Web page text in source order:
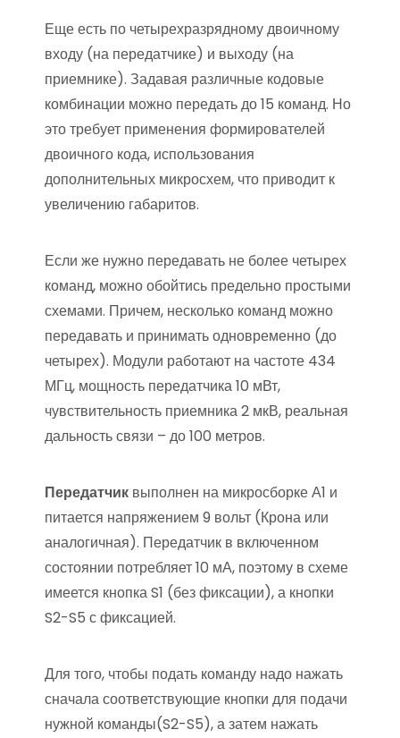
Еще есть по четырехразрядному двоичному
входу (на передатчике) и выходу (на
приемнике). Задавая различные кодовые
комбинации можно передать до 15 команд. Но
это требует применения формирователей
двоичного кода, использования
дополнительных микросхем, что приводит к
увеличению габаритов.
Если же нужно передавать не более четырех
команд, можно обойтись предельно простыми
схемами. Причем, несколько команд можно
передавать и принимать одновременно (до
четырех). Модули работают на частоте 434
МГц, мощность передатчика 10 мВт,
чувствительность приемника 2 мкВ, реальная
дальность связи – до 100 метров.
Передатчик выполнен на микросборке А1 и
питается напряжением 9 вольт (Крона или
аналогичная). Передатчик в включенном
состоянии потребляет 10 мА, поэтому в схеме
имеется кнопка S1 (без фиксации), а кнопки
S2-S5 с фиксацией.
Для того, чтобы подать команду надо нажать
сначала соответствующие кнопки для подачи
нужной команды(S2-S5), а затем нажать